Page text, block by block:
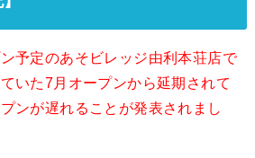
予定のあそビレッジ由利本荘店で
いた7月オープンから延期されて
ンが遅れることが発表されまし